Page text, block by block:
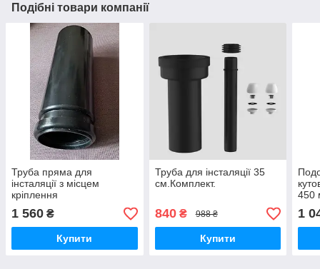
Подібні товари компанії
Труба пряма для
інсталяції з місцем
кріплення
1 560 ₴
Купити
Труба для інсталяції 35
см.Комплект.
840₴ 988 ₴
Купити
450
1